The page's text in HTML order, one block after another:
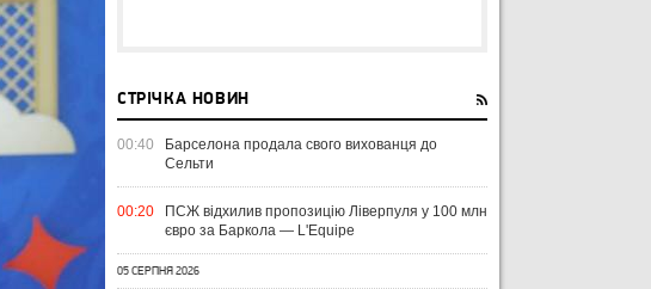
СТРІЧКА НОВИН
00:40
Барселона продала свого вихованця до
Сельти
00:20
ПСЖ відхилив пропозицію Ліверпуля у 100 млн
євро за Баркола — L'Equipe
05 СЕРПНЯ 2026